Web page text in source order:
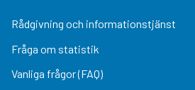
Rådgivning och informationstjänst
Fråga om statistik
Vanliga frågor (FAQ)